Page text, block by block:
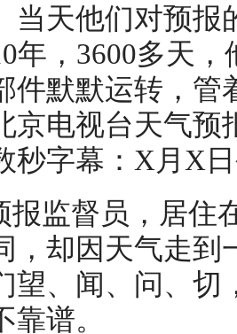
当天他们对预报
年，3600多天
件默默运转，管
京电视台天气预
秒字幕：X月X
报监督员，居住
，却因天气走到
望、闻、问、切
谱。